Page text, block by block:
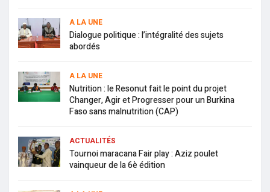
A LA UNE
Dialogue politique : l’intégralité des sujets
abordés
A LA UNE
Nutrition : le Resonut fait le point du projet
Changer, Agir et Progresser pour un Burkina
Faso sans malnutrition (CAP)
ACTUALITÉS
Tournoi maracana Fair play : Aziz poulet
vainqueur de la 6è édition